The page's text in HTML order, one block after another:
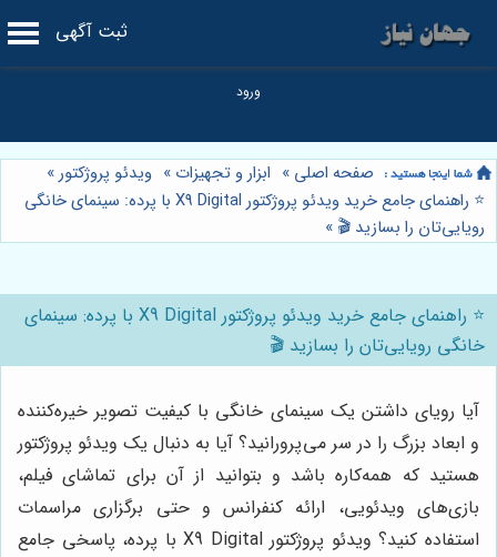
ثبت آگهی
صفحه اصلی » ابزار و تجهیزات » ویدئو پروژکتور»
⭐️ راهنمای جامع خرید ویدئو پروژکتور X9 Digital با پرده: سینمای خانگی
رویایی‌تان را بسازید 🎬 »
⭐️ راهنمای جامع خرید ویدئو پروژکتور X9 Digital با پرده: سینمای
خانگی رویایی‌تان را بسازید 🎬
آیا رویای داشتن یک سینمای خانگی با کیفیت تصویر خیره‌کننده
و ابعاد بزرگ را در سر می‌پرورانید؟ آیا به دنبال یک ویدئو پروژکتور
هستید که همه‌کاره باشد و بتوانید از آن برای تماشای فیلم،
بازی‌های ویدئویی، ارائه کنفرانس و حتی برگزاری مراسمات
استفاده کنید؟ ویدئو پروژکتور X9 Digital با پرده، پاسخی جامع